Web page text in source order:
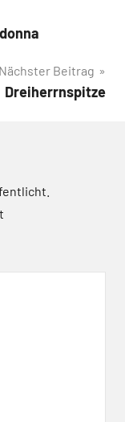
Nächster Beitrag
Dreiherrnspitze